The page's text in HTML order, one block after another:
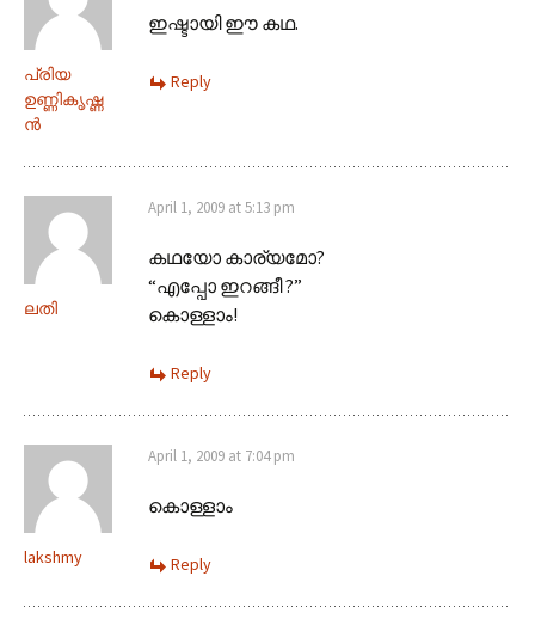
പ്രിയ
ഉണ്ണികൃഷ്ണ
ന്‍
ഇഷ്ടായി ഈ കഥ.
Reply
ലതി
April 1, 2009 at 5:13 pm
കഥയോ കാര്യമോ?
“എപ്പോ ഇറങ്ങീ ?”
കൊള്ളാം!
Reply
lakshmy
April 1, 2009 at 7:04 pm
കൊള്ളാം
Reply